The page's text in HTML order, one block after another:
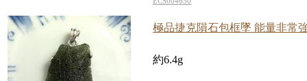
極品捷克隕石包框墜 能量非常
約6.4g